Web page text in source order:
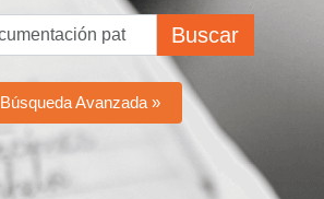
Buscar
Búsqueda Avanzada »